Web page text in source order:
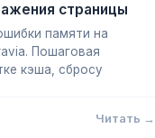
страницы
памяти на
Пошаговая
кэша, сбросу
Читать →